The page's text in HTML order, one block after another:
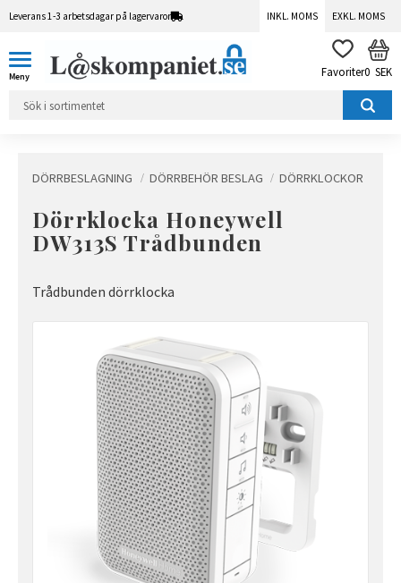
Leverans 1-3 arbetsdagar på lagervaror INKL. MOMS EXKL. MOMS
FAVORITER
0 SEK
DÖRRBESLAGNING DÖRRBEHÖR BESLAG DÖRRKLOCKOR
Dörrklocka Honeywell
DW313S Trådbunden
Trådbunden dörrklocka